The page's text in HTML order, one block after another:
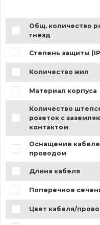
Общ. количество
гнезд
Степень защиты
Количество жил
Материал корпуса
Количество
розеток с
контактом
Оснащение
проводом
Длина кабеля
Поперечное
Цвет кабеля/